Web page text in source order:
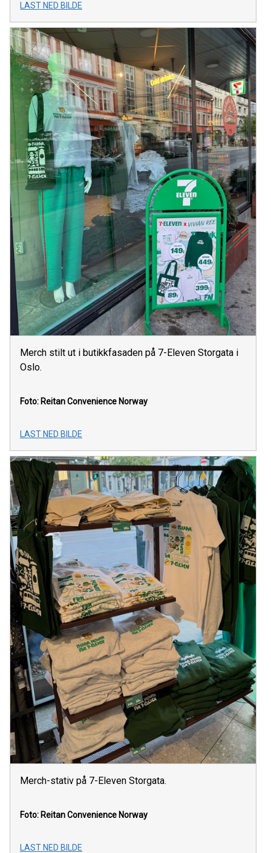
LAST NED BILDE
Merch stilt ut i butikkfasaden på 7-Eleven Storgata i
Oslo.
Foto: Reitan Convenience Norway
LAST NED BILDE
Merch-stativ på 7-Eleven Storgata.
Foto: Reitan Convenience Norway
LAST NED BILDE